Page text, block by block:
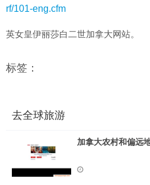
rf/101-eng.cfm
英女皇伊丽莎白二世加拿大网站。
标签：
去全球旅游
加拿大农村和偏远